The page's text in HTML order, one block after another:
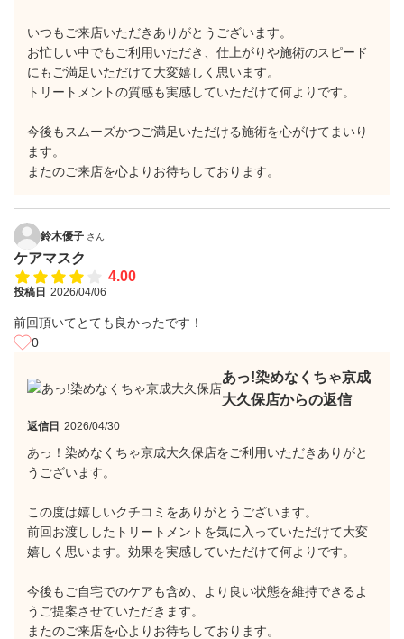
いつもご来店いただきありがとうございます。
お忙しい中でもご利用いただき、仕上がりや施術のスピード
にもご満足いただけて大変嬉しく思います。
トリートメントの質感も実感していただけて何よりです。
今後もスムーズかつご満足いただける施術を心がけてまいり
ます。
またのご来店を心よりお待ちしております。
鈴木優子 さん
ケアマスク
4.00
投稿日 2026/04/06
前回頂いてとても良かったです！
0
あっ!染めなくちゃ京成
大久保店からの返信
返信日 2026/04/30
あっ！染めなくちゃ京成大久保店をご利用いただきありがと
うございます。
この度は嬉しいクチコミをありがとうございます。
前回お渡ししたトリートメントを気に入っていただけて大変
嬉しく思います。効果を実感していただけて何よりです。
今後もご自宅でのケアも含め、より良い状態を維持できるよ
うご提案させていただきます。
またのご来店を心よりお待ちしております。